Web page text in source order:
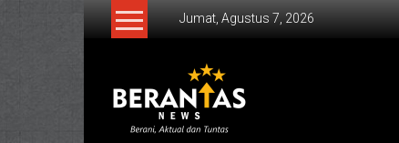
Lompat
Jumat, Agustus 7, 2026
BERANTAS
NEWS